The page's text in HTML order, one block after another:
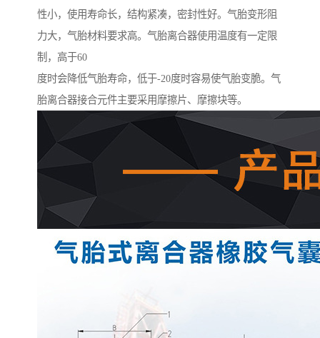
性小，使用寿命长，结构紧凑，密封性好。气胎变形阻
力大，气胎材料要求高。气胎离合器使用温度有一定限
制，高于60
度时会降低气胎寿命，低于-20度时容易使气胎变脆。气
胎离合器接合元件主要采用摩擦片、摩擦块等。